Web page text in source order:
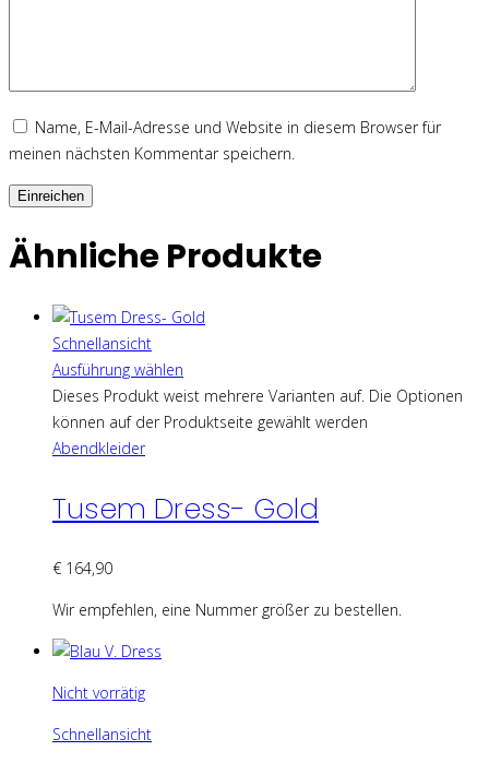
Name, E-Mail-Adresse und Website in diesem Browser für
meinen nächsten Kommentar speichern.
Ähnliche Produkte
Schnellansicht
Ausführung wählen
Dieses Produkt weist mehrere Varianten auf. Die Optionen
können auf der Produktseite gewählt werden
Abendkleider
Tusem Dress- Gold
€ 164,90
Wir empfehlen, eine Nummer größer zu bestellen.
Nicht vorrätig
Schnellansicht